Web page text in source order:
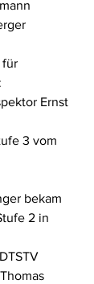
für
Ernst
3 vom
bekam
2 in